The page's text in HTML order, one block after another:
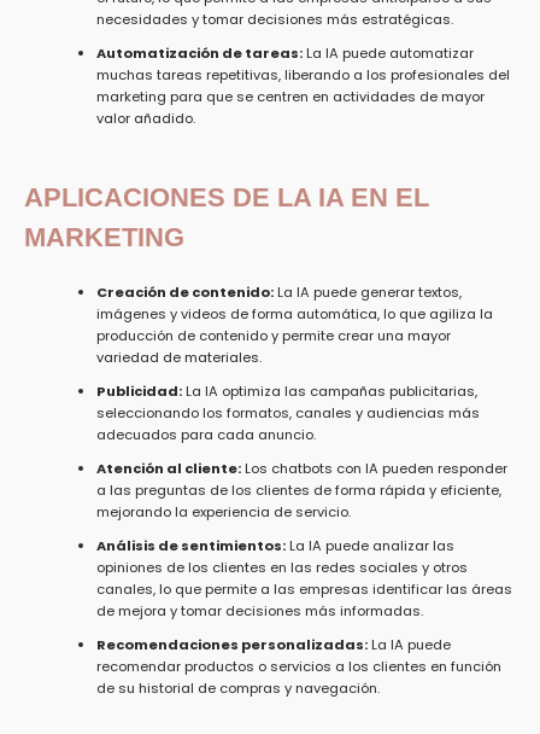
necesidades y tomar decisiones más estratégicas.
Automatización de tareas:La IA puede automatizar
muchas tareas repetitivas, liberando a los profesionales del
marketing para que se centren en actividades de mayor
valor añadido.
APLICACIONES DE LA IA EN EL
MARKETING
Creación de contenido:La IA puede generar textos,
imágenes y videos de forma automática, lo que agiliza la
producción de contenido y permite crear una mayor
variedad de materiales.
Publicidad:La IA optimiza las campañas publicitarias,
seleccionando los formatos, canales y audiencias más
adecuados para cada anuncio.
Atención al cliente:Los chatbots con IA pueden responder
a las preguntas de los clientes de forma rápida y eficiente,
mejorando la experiencia de servicio.
Análisis de sentimientos:La IA puede analizar las
opiniones de los clientes en las redes sociales y otros
canales, lo que permite a las empresas identificar las áreas
de mejora y tomar decisiones más informadas.
Recomendaciones personalizadas:La IA puede
recomendar productos o servicios a los clientes en función
de su historial de compras y navegación.